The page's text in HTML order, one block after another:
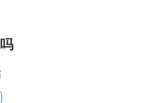
吗